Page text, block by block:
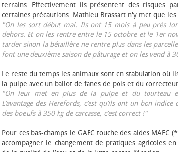
terrains. Effectivement ils présentent des risques
certaines précautions. Mathieu Brassart n'y met que
"On les sort début mai. Ils ont 15 mois à peu près
dehors. Et on les rentre entre le 15 octobre et le 1er
tarder sinon la bétaillère ne rentre plus dans les
font une deuxième saison de pâturage et on les vend à
Le reste du temps les animaux sont en stabulation où
la pulpe avec un ballot de fanes de pois et du
"On leur met en plus de la pulpe et du tourteau en
L’avantage des Herefords, c’est qu’ils ont un bon
des bœufs à 350 kg de carcasse, c’est correct !".
Pour ces bas-champs le GAEC touche des aides MAEC
accompagner le changement de pratiques agricoles